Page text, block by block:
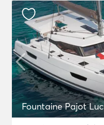
Fountaine Pajot